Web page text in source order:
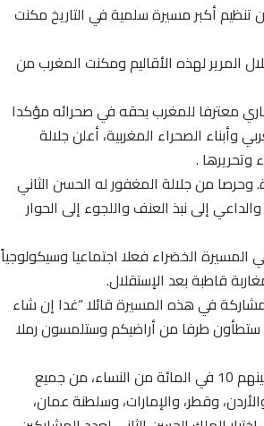
الله ثراه عن تنظيم أكبر مسيرة سلمية في التاريخ مكنت
المرير لهذه الأقاليم ومكنت المغرب من
معترفا للمغرب بحقه في صحرائه مؤكدا
الصحراء المغربية، أعلن جلالة
وتحريرها .
من جلالة المغفور له الحسن الثاني
إلى نبذ العنف واللجوء إلى الحوار
الخضراء فعلا اجتماعيا وسيكولوجياً
قاطبة بعد الإستقلال.
تطوعوا للمشاركة في هذه المسيرة قائلا “غدا إن شاء
ستطأون طرفا من أراضيكم وستلمسون رملا
وقد بلغ عدد المغاربة الذين شاركوا في المسيرة الخضراء 350,000 مواطن من بينهم 10 في المائة من النساء، من جميع
وقطر، والإمارات، وسلطنة عمان،